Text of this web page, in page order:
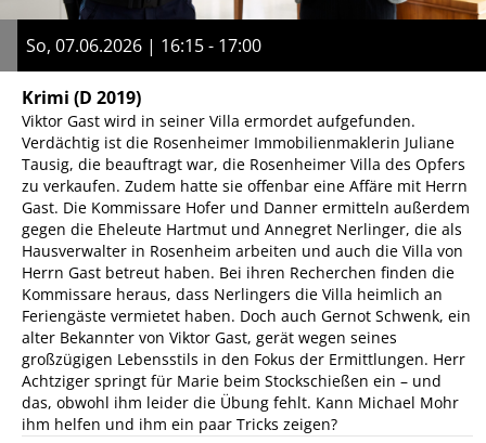
So, 07.06.2026 | 16:15 - 17:00
Krimi (D 2019)
Viktor Gast wird in seiner Villa ermordet aufgefunden.
Verdächtig ist die Rosenheimer Immobilienmaklerin Juliane
Tausig, die beauftragt war, die Rosenheimer Villa des Opfers
zu verkaufen. Zudem hatte sie offenbar eine Affäre mit Herrn
Gast. Die Kommissare Hofer und Danner ermitteln außerdem
gegen die Eheleute Hartmut und Annegret Nerlinger, die als
Hausverwalter in Rosenheim arbeiten und auch die Villa von
Herrn Gast betreut haben. Bei ihren Recherchen finden die
Kommissare heraus, dass Nerlingers die Villa heimlich an
Feriengäste vermietet haben. Doch auch Gernot Schwenk, ein
alter Bekannter von Viktor Gast, gerät wegen seines
großzügigen Lebensstils in den Fokus der Ermittlungen. Herr
Achtziger springt für Marie beim Stockschießen ein – und
das, obwohl ihm leider die Übung fehlt. Kann Michael Mohr
ihm helfen und ihm ein paar Tricks zeigen?